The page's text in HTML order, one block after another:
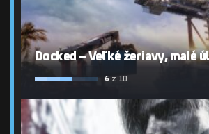
Docked – Veľké žeriavy, malé
6 z 10